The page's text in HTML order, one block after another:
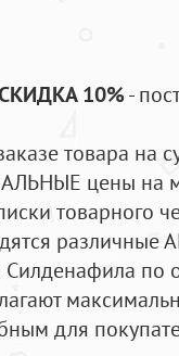
10%-
товара на
цены на
товарного
по
для